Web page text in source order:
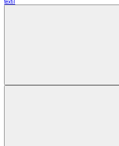
textil